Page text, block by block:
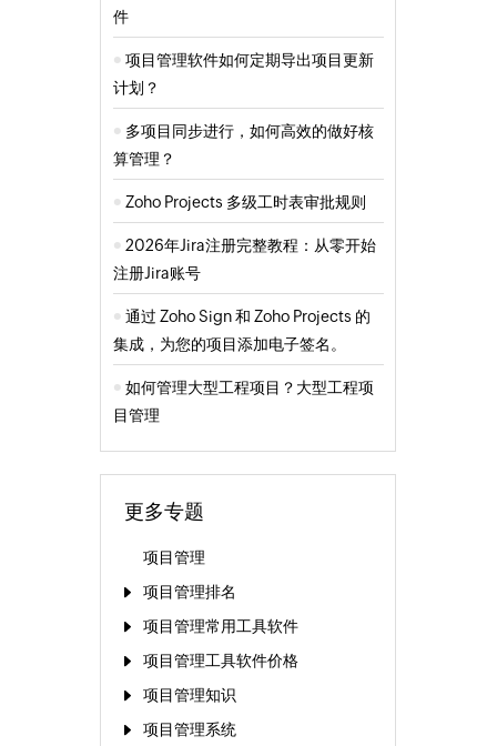
件
项目管理软件如何定期导出项目更新
计划？
多项目同步进行，如何高效的做好核
算管理？
Zoho Projects 多级工时表审批规则
2026年Jira注册完整教程：从零开始
注册Jira账号
通过 Zoho Sign 和 Zoho Projects 的
集成，为您的项目添加电子签名。
如何管理大型工程项目？大型工程项
目管理
更多专题
项目管理
项目管理排名
项目管理常用工具软件
项目管理工具软件价格
项目管理知识
项目管理系统